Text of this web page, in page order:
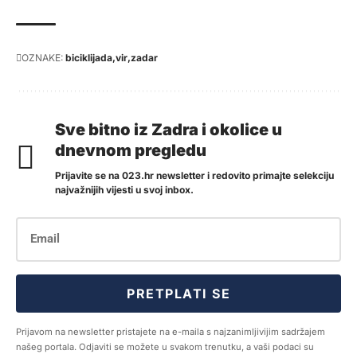
OZNAKE: biciklijada vir zadar
Sve bitno iz Zadra i okolice u
dnevnom pregledu
Prijavite se na 023.hr newsletter i redovito primajte selekciju
najvažnijih vijesti u svoj inbox.
PRETPLATI SE
Prijavom na newsletter pristajete na e-maila s najzanimljivijim sadržajem
našeg portala. Odjaviti se možete u svakom trenutku, a vaši podaci su